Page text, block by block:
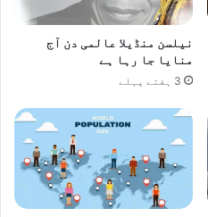
نیلسن منڈیلا عالمی دن آج
منایا جا رہا ہے
3 ہفتے پہلے